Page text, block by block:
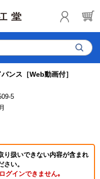
ンス［Web動画付］
5
り扱いできない内容が含まれ
い。
グインできません｡